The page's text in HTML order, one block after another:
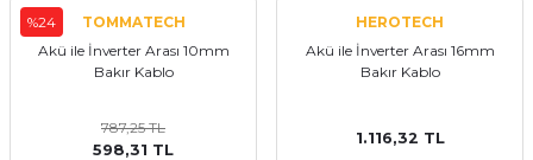
%24
TOMMATECH
Akü ile İnverter Arası 10mm
Bakır Kablo
787,25 TL
598,31 TL
HEROTECH
Akü ile İnverter Arası 16mm
Bakır Kablo
1.116,32 TL